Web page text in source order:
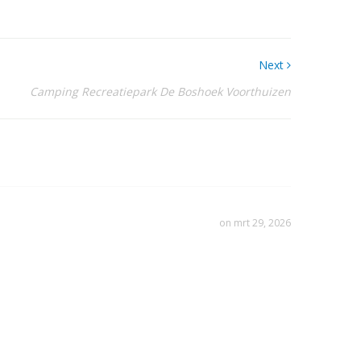
Next
Camping Recreatiepark De Boshoek Voorthuizen
on mrt 29, 2026